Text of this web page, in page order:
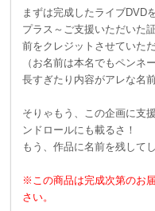
まずは完成したライブDVD
プラス～ご支援いただいた
前をクレジットさせていた
（お名前は本名でもペンネ
長すぎたり内容がアレな名
そりゃもう、この企画に支
ンドロールにも載るさ！
もう、作品に名前を残して
※この商品は完成次第のお
さい。